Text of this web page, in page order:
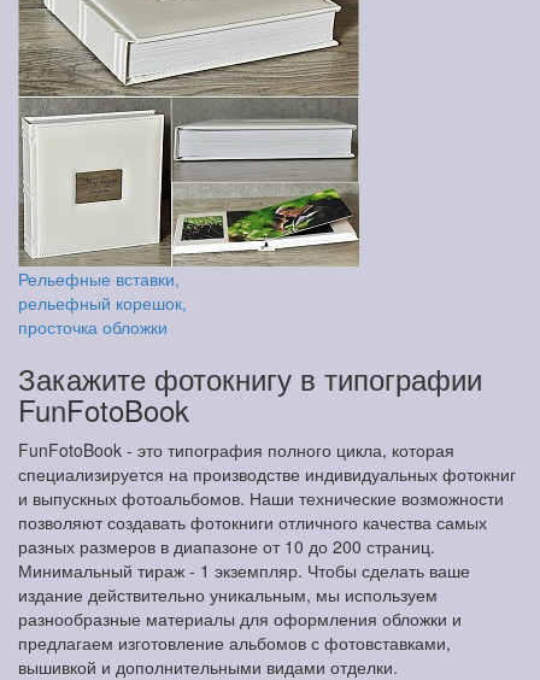
Рельефные вставки,
рельефный корешок,
просточка обложки
Закажите фотокнигу в типографии
FunFotoBook
FunFotoBook - это типография полного цикла, которая
специализируется на производстве индивидуальных фотокниг
и выпускных фотоальбомов. Наши технические возможности
позволяют создавать фотокниги отличного качества самых
разных размеров в диапазоне от 10 до 200 страниц.
Минимальный тираж - 1 экземпляр. Чтобы сделать ваше
издание действительно уникальным, мы используем
разнообразные материалы для оформления обложки и
предлагаем изготовление альбомов с фотовставками,
вышивкой и дополнительными видами отделки.